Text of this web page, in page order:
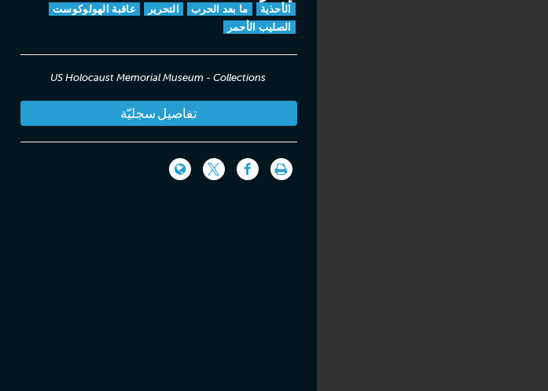
الأحذية ما بعد الحرب التحرير
عاقبة الهولوكوست
الصليب الأحمر
US Holocaust Memorial Museum - Collections
تفاصيل سجليّة